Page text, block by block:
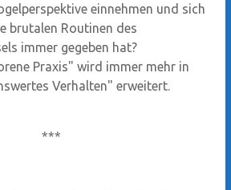
einnehmen und sich
brutalen Routinen des
immer gegeben hat?
Praxis" wird immer mehr in
Verhalten" erweitert.
***